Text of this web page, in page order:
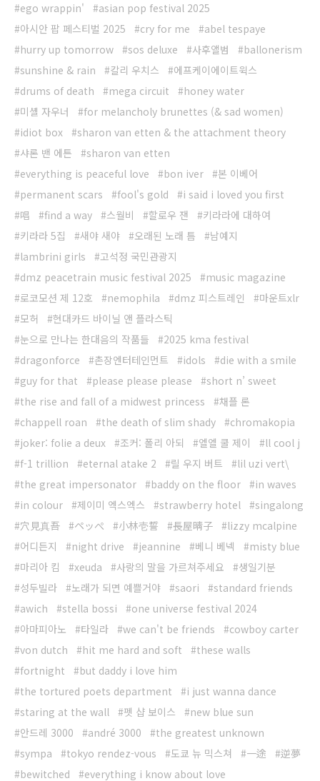
ego wrappin'
asian pop festival 2025
아시안 팝 페스티벌 2025
cry for me
abel tespaye
hurry up tomorrow
sos deluxe 사후앨범
ballonerism
sunshine & rain
칼리 우치스
에프케이에이트윅스
drums of death
mega circuit
honey water
미셸 자우너
for melancholy brunettes (& sad women)
idiot box
sharon van etten & the attachment theory
샤론 밴 에튼
sharon van etten
everything is peaceful love
bon iver
본 이베어
permanent scars
fool's gold
i said i loved you first
唱
find a way 스월비 할로우 잰
키라라에 대하여
키라라 5집
새야 새야 오래된 노래 틈
남예지
lambrini girls
고석정 국민관광지
dmz peacetrain music festival 2025
music magazine
로코모션 제 12호
nemophila dmz 피스트레인
마운트xlr
모허
현대카드 바이닐 앤 플라스틱
눈으로 만나는 한대음의 작품들
2025 kma festival
dragonforce
촌장엔터테인먼트 idols
die with a smile
guy for that
please please please
short n’ sweet
the rise and fall of a midwest princess
채플 론
chappell roan
the death of slim shady
chromakopia
joker: folie a deux
조커: 폴리 아되 엘엘 쿨 제이
ll cool j
f-1 trillion
eternal atake 2 릴 우지 버트
lil uzi vert\
the great impersonator
baddy on the floor
in waves
in colour
제이미 엑스엑스 strawberry hotel
singalong
穴見真吾
ペッぺ 小林壱誓 長屋晴子
lizzy mcalpine
어디든지
night drive jeannine 베니 베넥
misty blue
마리아 킴
xeuda 사랑의 말을 가르쳐주세요
생일기분
성두빌라
노래가 되면 예쁠거야 saori
standard friends
awich
stella bossi
one universe festival 2024
아마피아노
타일라 we can't be friends
cowboy carter
von dutch
hit me hard and soft
these walls
fortnight
but daddy i love him
the tortured poets department
i just wanna dance
staring at the wall
펫 샵 보이스
new blue sun
안드레 3000
andré 3000
the greatest unknown
sympa
tokyo rendez-vous 도쿄 뉴 믹스쳐 一途
逆夢
bewitched
everything i know about love